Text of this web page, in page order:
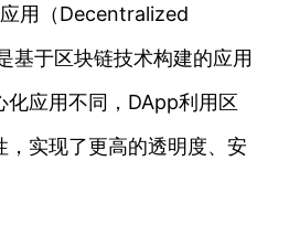
用（Decentralized
基于区块链技术构建的应用
化应用不同，DApp利用区
，实现了更高的透明度、安